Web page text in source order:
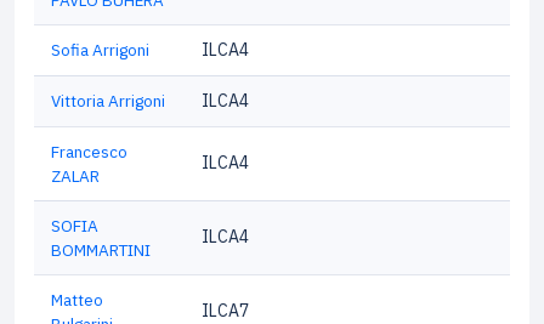
Sofia Arrigoni ILCA4
Vittoria Arrigoni ILCA4
Francesco
ZALAR
ILCA4
SOFIA
BOMMARTINI
ILCA4
Matteo
ILCA7